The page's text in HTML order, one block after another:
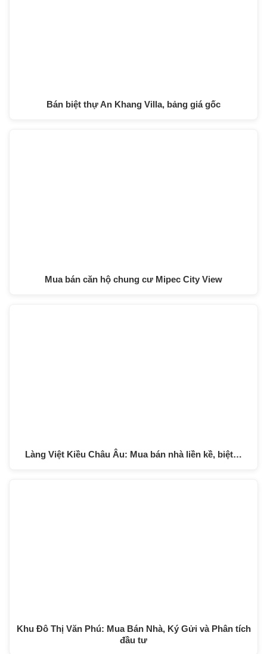
Bán biệt thự An Khang Villa, bảng giá gốc
Mua bán căn hộ chung cư Mipec City View
Làng Việt Kiều Châu Âu: Mua bán nhà liền kề, biệt…
Khu Đô Thị Văn Phú: Mua Bán Nhà, Ký Gửi và Phân tích
đầu tư